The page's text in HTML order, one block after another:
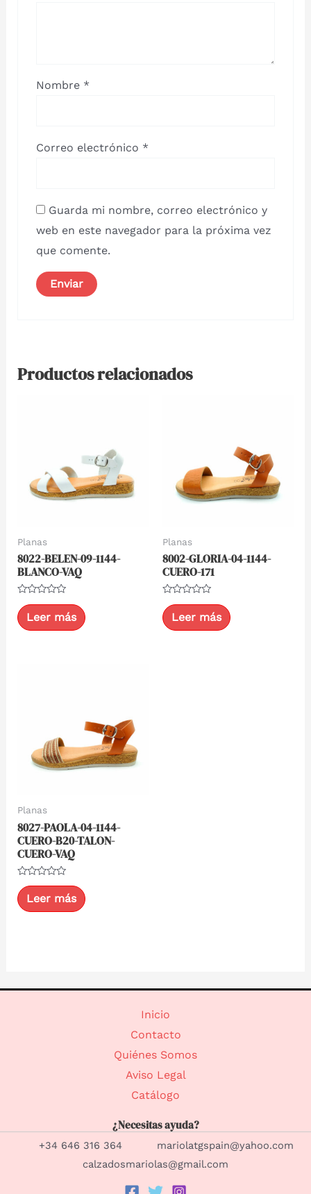
Nombre *
Correo electrónico *
Guarda mi nombre, correo electrónico y
web en este navegador para la próxima vez
que comente.
Productos relacionados
Planas
8022-BELEN-09-1144-
BLANCO-VAQ
Valorado
con
0
de
Leer más
Planas
8002-GLORIA-04-1144-
CUERO-171
Valorado
con
0
de
Leer más
Planas
8027-PAOLA-04-1144-
CUERO-B20-TALON-
CUERO-VAQ
Valorado
con
0
de
Leer más
Inicio
Contacto
Quiénes Somos
Aviso Legal
Catálogo
¿Necesitas ayuda?
+34 646 316 364 mariolatgspain@yahoo.com
calzadosmariolas@gmail.com